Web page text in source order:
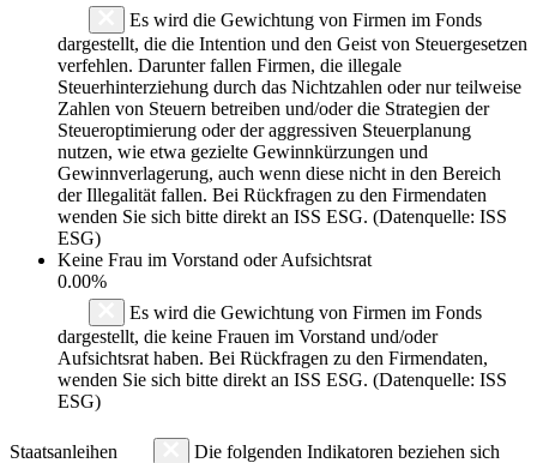
Es wird die Gewichtung von Firmen im Fonds
dargestellt, die die Intention und den Geist von Steuergesetzen
verfehlen. Darunter fallen Firmen, die illegale
Steuerhinterziehung durch das Nichtzahlen oder nur teilweise
Zahlen von Steuern betreiben und/oder die Strategien der
Steueroptimierung oder der aggressiven Steuerplanung
nutzen, wie etwa gezielte Gewinnkürzungen und
Gewinnverlagerung, auch wenn diese nicht in den Bereich
der Illegalität fallen. Bei Rückfragen zu den Firmendaten
wenden Sie sich bitte direkt an ISS ESG. (Datenquelle: ISS
ESG)
Keine Frau im Vorstand oder Aufsichtsrat
0.00%
Es wird die Gewichtung von Firmen im Fonds
dargestellt, die keine Frauen im Vorstand und/oder
Aufsichtsrat haben. Bei Rückfragen zu den Firmendaten,
wenden Sie sich bitte direkt an ISS ESG. (Datenquelle: ISS
ESG)
Staatsanleihen
Die folgenden Indikatoren beziehen sich